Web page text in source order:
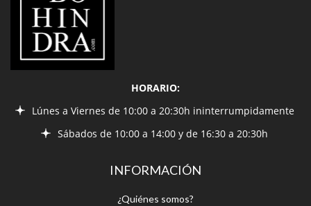
HORARIO:
Lúnes a Viernes de 10:00 a 20:30h ininterrumpidamente
Sábados de 10:00 a 14:00 y de 16:30 a 20:30h
INFORMACIÓN
¿Quiénes somos?